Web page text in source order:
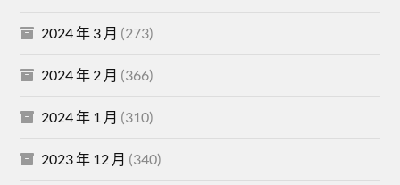
2024 年 3 月 (273)
2024 年 2 月 (366)
2024 年 1 月 (310)
2023 年 12 月 (340)